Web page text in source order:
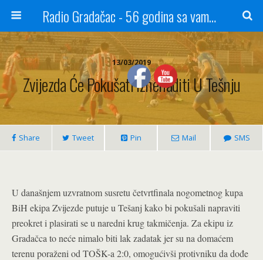
Radio Gradačac - 56 godina sa vama...
13/03/2019
Zvijezda Će Pokušati Iznenaditi U Tešnju
Share Tweet Pin Mail SMS
U današnjem uzvratnom susretu četvrtfinala nogometnog kupa
BiH ekipa Zvijezde putuje u Tešanj kako bi pokušali napraviti
preokret i plasirati se u naredni krug takmičenja. Za ekipu iz
Gradačca to neće nimalo biti lak zadatak jer su na domaćem
terenu poraženi od TOŠK-a 2:0, omogućivši protivniku da dođe